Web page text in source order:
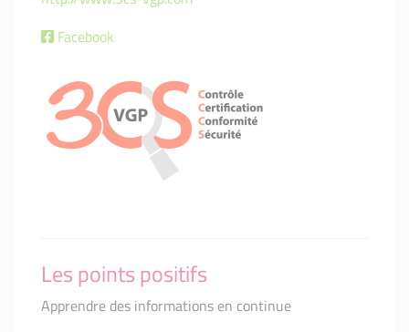
Facebook
Les points positifs
Apprendre des informations en continue